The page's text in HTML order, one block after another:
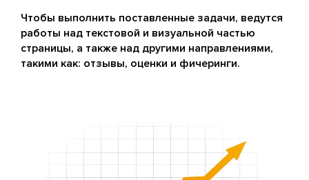
Чтобы выполнить поставленные задачи, ведутся
работы над текстовой и визуальной частью
страницы, а также над другими направлениями,
такими как: отзывы, оценки и фичеринги.